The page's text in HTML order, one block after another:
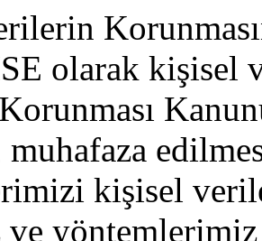
olarak kişisel
muhafaza
kişisel
ve